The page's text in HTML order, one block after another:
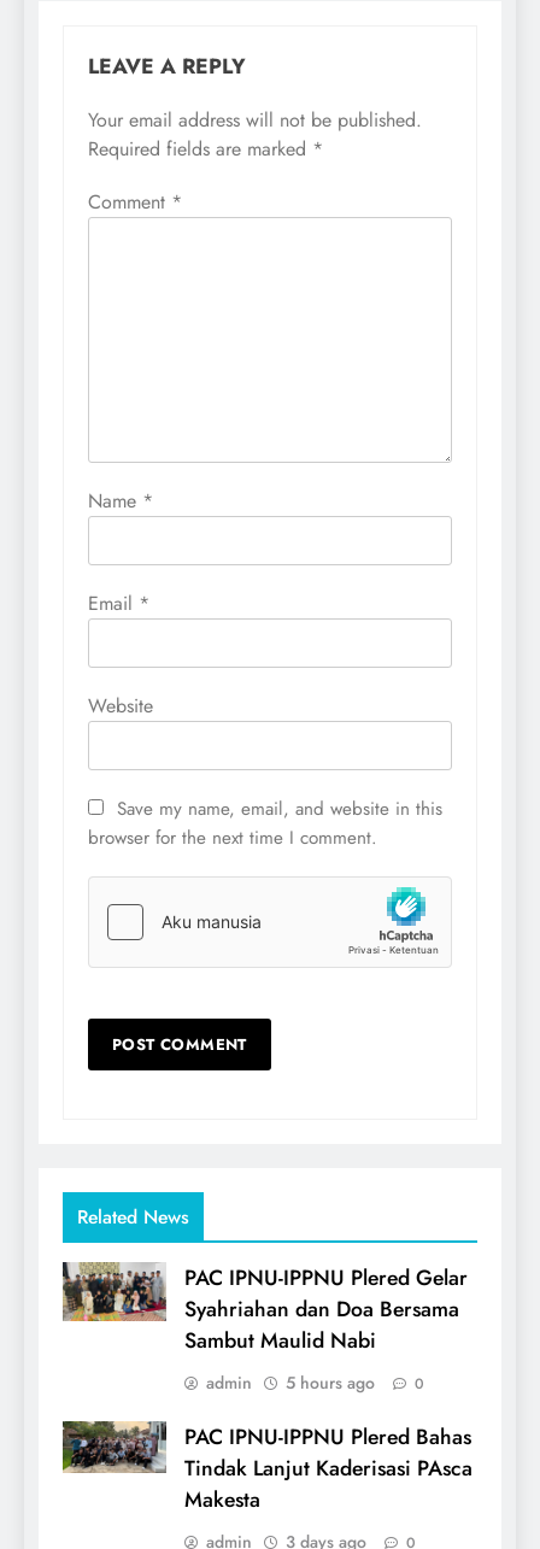
LEAVE A REPLY
Your email address will not be published.
Required fields are marked *
Comment *
Name *
Email *
Website
Save my name, email, and website in this
browser for the next time I comment.
Related News
PAC IPNU-IPPNU Plered Gelar
Syahriahan dan Doa Bersama
Sambut Maulid Nabi
admin 5 hours ago 0
PAC IPNU-IPPNU Plered Bahas
Tindak Lanjut Kaderisasi PAsca
Makesta
admin 3 days ago 0